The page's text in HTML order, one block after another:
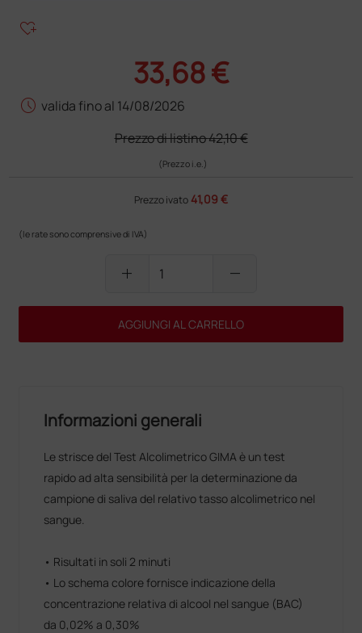
heart_plus
33,68 €
schedule valida fino al 14/08/2026
Prezzo di listino42,10 €
(Prezzo i.e.)
Prezzo ivato 41,09 €
(le rate sono comprensive di IVA)
add remove
AGGIUNGI AL CARRELLO
Informazioni generali
Le strisce del Test Alcolimetrico GIMA è un test
rapido ad alta sensibilità per la determinazione da
campione di saliva del relativo tasso alcolimetrico nel
sangue.
• Risultati in soli 2 minuti
• Lo schema colore fornisce indicazione della
concentrazione relativa di alcool nel sangue (BAC)
da 0,02% a 0,30%